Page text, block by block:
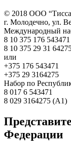
© 2018 ООО
г. Молодечно, ул.
Международный
8 10 375 176 543471
8 10 375 29 31
или
+375 176 543471
+375 29 3164275
Набор по
8 017 6 543471
8 029 3164275 (А1)
Федерации